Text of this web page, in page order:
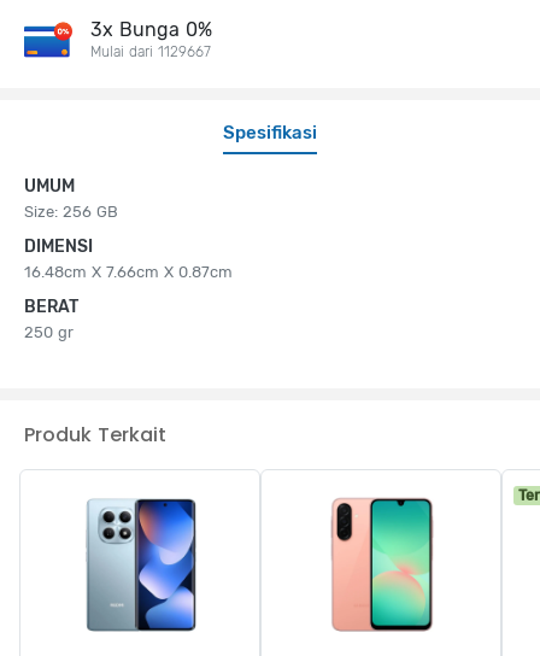
Spesifikasi
UMUM
Size: 256 GB
DIMENSI
16.48cm X 7.66cm X 0.87cm
BERAT
250 gr
3x Bunga 0%
Mulai dari 1129667
Produk Terkait